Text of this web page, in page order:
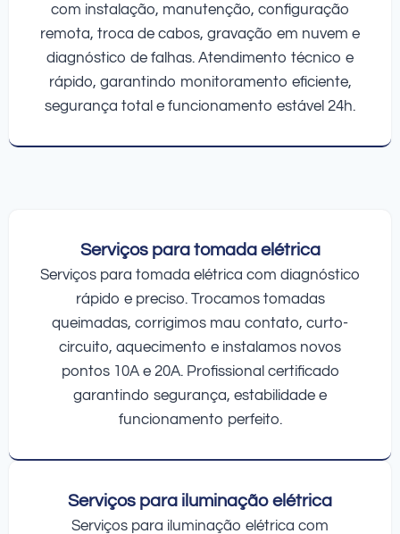
com instalação, manutenção, configuração
remota, troca de cabos, gravação em nuvem e
diagnóstico de falhas. Atendimento técnico e
rápido, garantindo monitoramento eficiente,
segurança total e funcionamento estável 24h.
Serviços para tomada elétrica
Serviços para tomada elétrica com diagnóstico
rápido e preciso. Trocamos tomadas
queimadas, corrigimos mau contato, curto-
circuito, aquecimento e instalamos novos
pontos 10A e 20A. Profissional certificado
garantindo segurança, estabilidade e
funcionamento perfeito.
Serviços para iluminação elétrica
Serviços para iluminação elétrica com